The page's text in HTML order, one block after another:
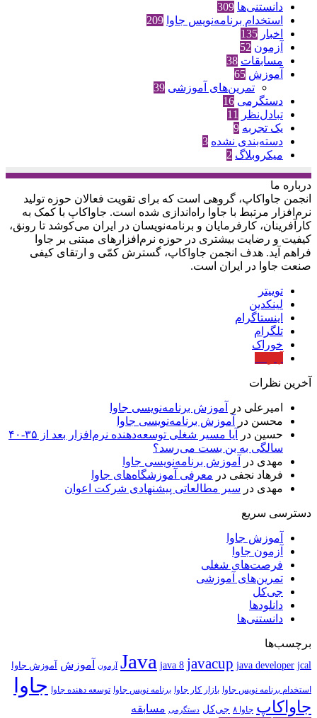
دانستنی‌ها 309
استخدام برنامه‌نویس جاوا 209
اخبار 135
آزمون 52
مسابقات 38
آموزش 65
تمرین‌های آموزشی 39
دستگرمی 16
تبادل‌نظر
11
یک تجربه 9
دسته‌بندی نشده 3
میکروبلاگ 2
درباره‌ ما
انجمن جاواکاپ، گروهی است که برای تقویت فعالان حوزه‌ تولید
نرم‌افزار مرتبط با جاوا راه‌اندازی شده است. جاواکاپ با کمک به
کارآفرینان، کارفرمایان و برنامه‌نویسان در ایران می‌کوشد تا رونق،
کیفیت و رضایت بیشتری در حوزه‌ نرم‌افزارهای مبتنی بر جاوا
فراهم آید. هدف انجمن جاواکاپ، گسترش کمّی و ارتقای کیفی
صنعت جاوا در ایران است.
توییتر
لینکدین
اینستاگرام
تلگرام
خوراک
آخرین نظرات
امیرعلی در
آموزش برنامه‌نویسی جاوا
محسن در
آموزش برنامه‌نویسی جاوا
حسین در
آیا مسیر شغلی توسعه‌دهنده نرم‌افزار بعد از ۳۵-۴۰
سالگی به بن بست می‌رسد؟
مهدی در
آموزش برنامه‌نویسی جاوا
فرهاد نجفی در معرفی آموزشگاه‌های جاوا
مهدی در سیر مطالعاتی پیشنهادی شرکت اعوان
دسترسی سریع
آموزش جاوا
آزمون جاوا
فرصت‌های شغلی
تمرین‌های آموزشی
جی‌کل
دانلودها
دانستنی‌ها
برچسب‌ها
Java java 8 javacup java developer jcal آزمون آموزش آموزش جاوا
استخدام برنامه نویس جاوا بازار کار جاوا برنامه نویس جاوا توسعه دهنده جاوا جاوا
جاواکاپ جاوا ۸ جی‌کل دستگرمی مسابقه